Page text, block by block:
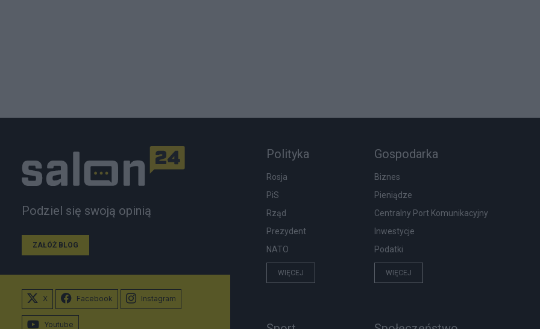
Podziel się swoją opinią
ZAŁÓŻ BLOG
Polityka
Rosja
PiS
Rząd
Prezydent
NATO
WIĘCEJ
Gospodarka
Biznes
Pieniądze
Centralny Port Komunikacyjny
Inwestycje
Podatki
WIĘCEJ
X Facebook Instagram
Youtube